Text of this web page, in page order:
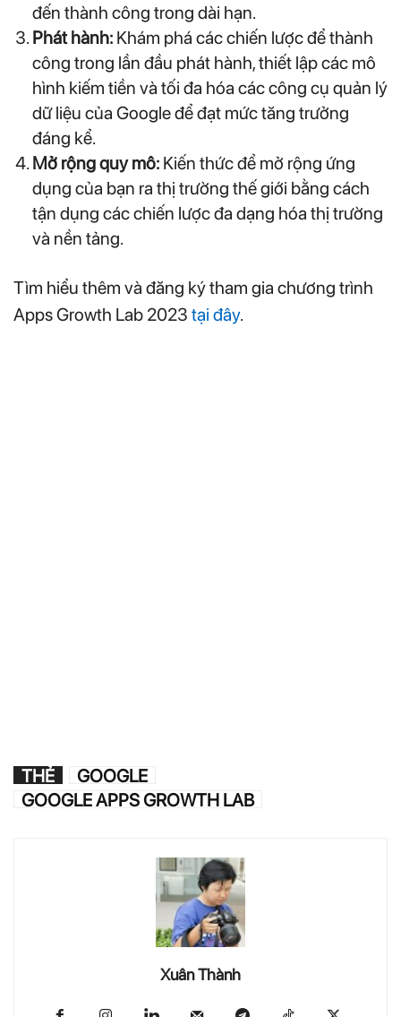
đến thành công trong dài hạn.
Phát hành: Khám phá các chiến lược để thành
công trong lần đầu phát hành, thiết lập các mô
hình kiếm tiền và tối đa hóa các công cụ quản lý
dữ liệu của Google để đạt mức tăng trưởng
đáng kể.
Mở rộng quy mô: Kiến thức để mở rộng ứng
dụng của bạn ra thị trường thế giới bằng cách
tận dụng các chiến lược đa dạng hóa thị trường
và nền tảng.
Tìm hiểu thêm và đăng ký tham gia chương trình
Apps Growth Lab 2023 tại đây.
THẺ
GOOGLE
GOOGLE APPS GROWTH LAB
Xuân Thành